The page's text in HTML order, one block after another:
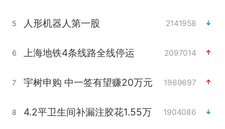
5 人形机器人第一股 2141958
6 上海地铁4条线路全线停运 2097014
7 宇树申购 中一签有望赚20万元 1969697
8 4.2平卫生间补漏注胶花1.55万 1904086